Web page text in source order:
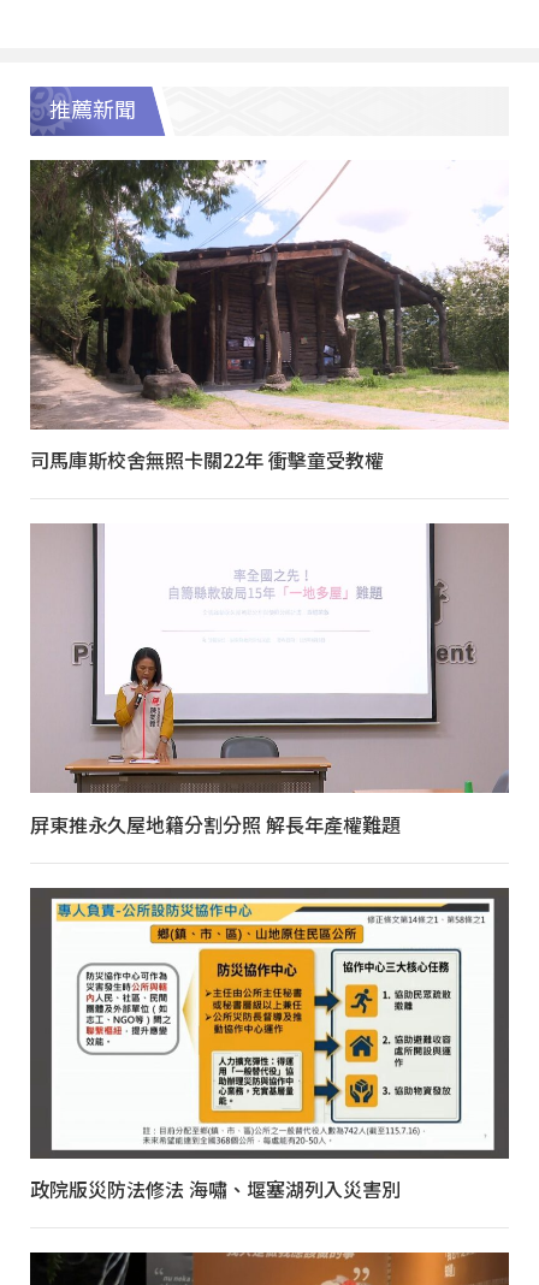
推薦新聞
司馬庫斯校舍無照卡關22年 衝擊童受教權
屏東推永久屋地籍分割分照 解長年產權難題
政院版災防法修法 海嘯、堰塞湖列入災害別